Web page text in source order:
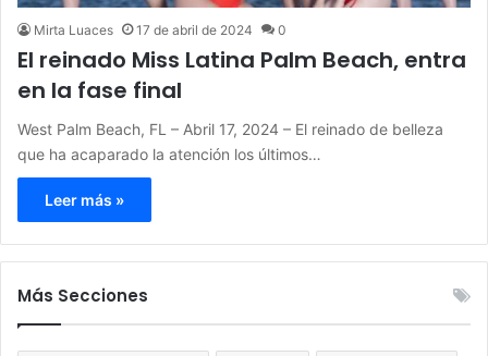
Mirta Luaces 17 de abril de 2024 0
El reinado Miss Latina Palm Beach, entra
en la fase final
West Palm Beach, FL – Abril 17, 2024 – El reinado de belleza
que ha acaparado la atención los últimos…
Leer más »
Más Secciones